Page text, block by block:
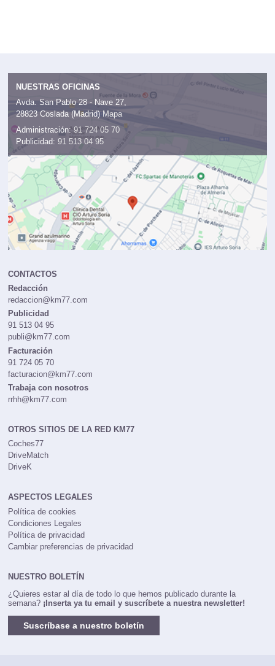
NUESTRAS OFICINAS
Avda. San Pablo 28 - Nave 27,
28823 Coslada (Madrid) Mapa
Administración: 91 724 05 70
Publicidad: 91 513 04 95
CONTACTOS
Redacción
redaccion@km77.com
Publicidad
91 513 04 95
publi@km77.com
Facturación
91 724 05 70
facturacion@km77.com
Trabaja con nosotros
rrhh@km77.com
OTROS SITIOS DE LA RED KM77
Coches77
DriveMatch
DriveK
ASPECTOS LEGALES
Política de cookies
Condiciones Legales
Política de privacidad
Cambiar preferencias de privacidad
NUESTRO BOLETÍN
¿Quieres estar al día de todo lo que hemos publicado durante la
semana? ¡Inserta ya tu email y suscríbete a nuestra newsletter!
Suscríbase a nuestro boletín